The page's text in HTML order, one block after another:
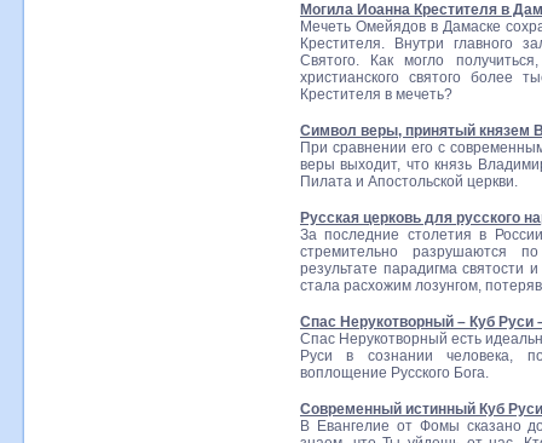
Могила Иоанна Крестителя в
Мечеть Омейядов в Дамаске
Крестителя. Внутри главного
Святого. Как могло
христианского святого более
Крестителя в мечеть?
Символ веры, принятый князем
При сравнении его с
веры выходит, что князь
Пилата и Апостольской церкви.
Русская церковь для русского
За последние столетия в
стремительно разрушаются
результате парадигма святости
стала расхожим лозунгом,
Спас Нерукотворный – Куб Руси
Спас Нерукотворный есть
Руси в сознании человека,
воплощение Русского Бога.
Современный истинный Куб Руси
В Евангелие от Фомы сказано